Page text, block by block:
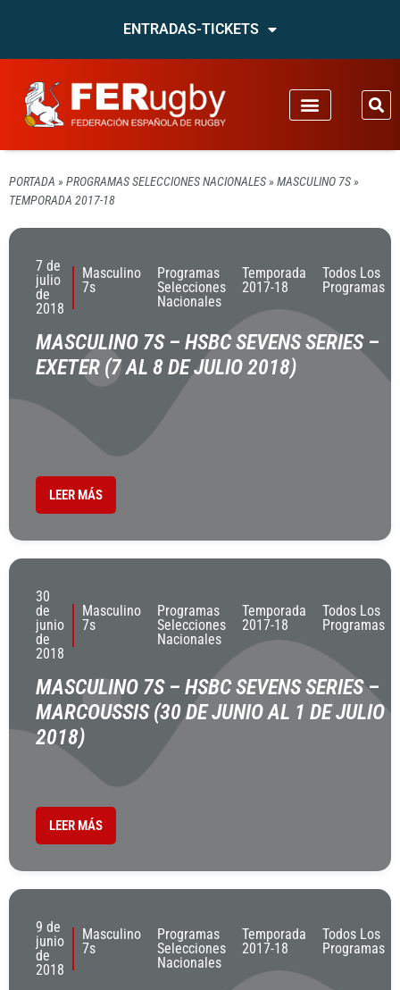
ENTRADAS-TICKETS
PORTADA » PROGRAMAS SELECCIONES NACIONALES» MASCULINO 7S»
TEMPORADA 2017-18
7 de
julio
de
2018
Masculino
7s
Programas
Selecciones
Nacionales
Temporada
2017-18
Todos Los
Programas
MASCULINO 7S – HSBC SEVENS SERIES –
EXETER (7 AL 8 DE JULIO 2018)
LEER MÁS
30
de
junio
de
2018
Masculino
7s
Programas
Selecciones
Nacionales
Temporada
2017-18
Todos Los
Programas
MASCULINO 7S – HSBC SEVENS SERIES –
MARCOUSSIS (30 DE JUNIO AL 1 DE JULIO
2018)
LEER MÁS
9 de
junio
de
2018
Masculino
7s
Programas
Selecciones
Nacionales
Temporada
2017-18
Todos Los
Programas